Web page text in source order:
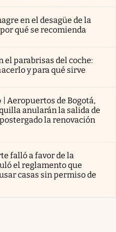
en el desagüe de la
qué se recomienda
el parabrisas del coche:
y para qué sirve
| Aeropuertos de Bogotá,
anularán la salida de
la renovación
falló a favor de la
el reglamento que
casas sin permiso de